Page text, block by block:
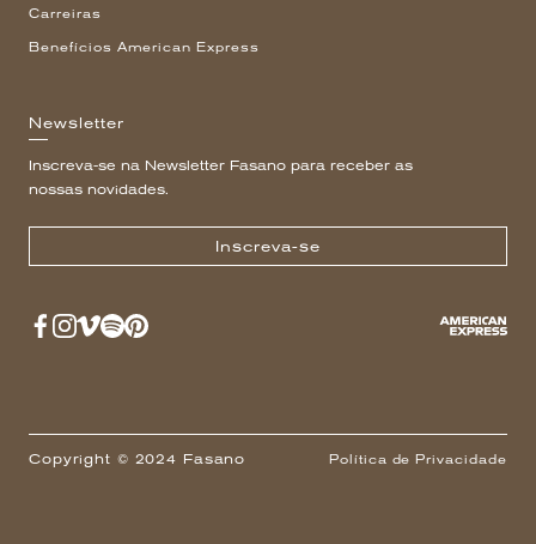
Carreiras
Benefícios American Express
Newsletter
Inscreva-se na Newsletter Fasano para receber as
nossas novidades.
Inscreva-se
Copyright © 2024 Fasano Política de Privacidade